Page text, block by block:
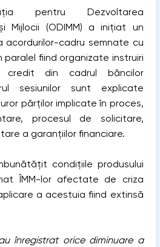
pentru Dezvoltarea
Mijlocii (ODIMM) a inițiat un
acordurilor-cadru semnate cu
paralel fiind organizate instruiri
din cadrul băncilor
sesiunilor sunt explicate
părților implicate în proces,
procesul de solicitare,
a garanțiilor financiare.
condițiile produsului
ÎMM-lor afectate de criza
a acestuia fiind extinsă
înregistrat orice diminuare a